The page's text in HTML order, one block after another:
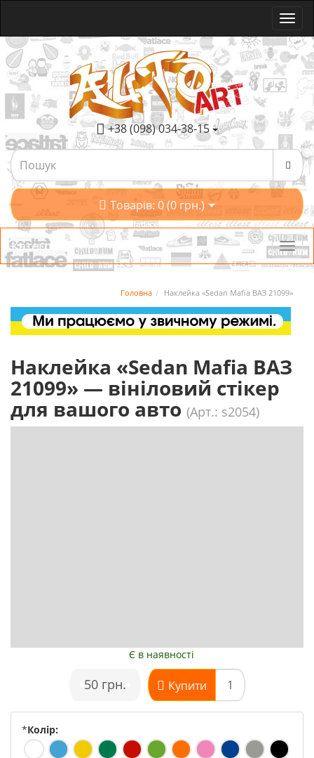
+38 (098) 034-38-15
Товарів: 0 (0 грн.)
Категорії
Головна Наклейка «Sedan Mafia ВАЗ 21099»
Наклейка «Sedan Mafia ВАЗ
21099» — вініловий стікер
для вашого авто (Арт.: s2054)
Є в наявності
50 грн. Купити
*Колір: